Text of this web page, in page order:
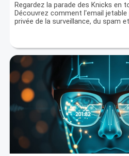
Regardez la parade des Knicks en
Découvrez comment l'email
privée de la surveillance, du spam